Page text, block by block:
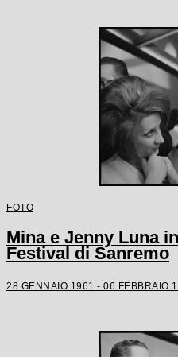
FOTO
Mina e Jenny Luna
Festival di Sanremo
28 GENNAIO 1961 - 06 FEBBRAIO